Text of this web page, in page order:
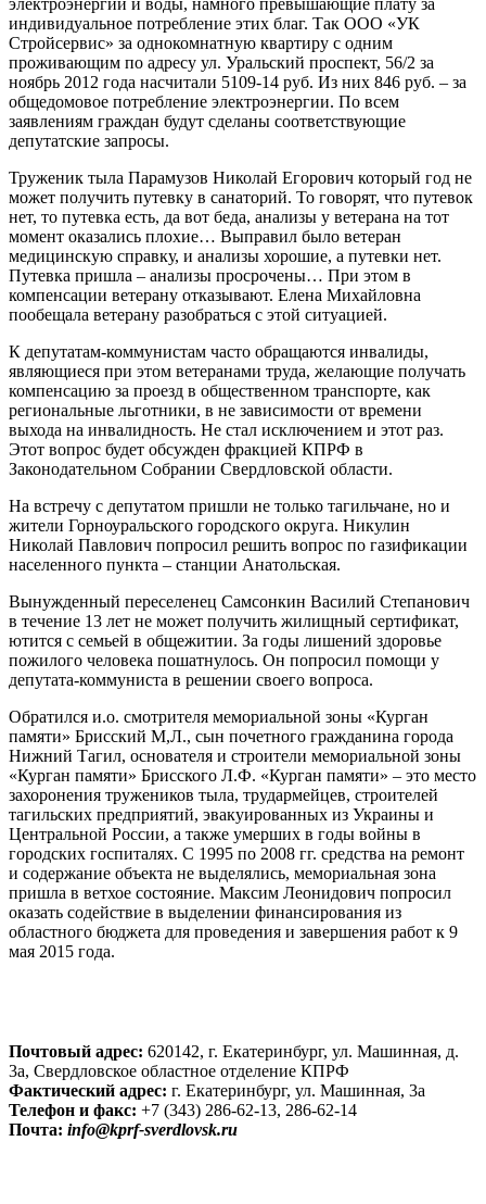
электроэнергии и воды, намного превышающие плату за
индивидуальное потребление этих благ. Так ООО «УК
Стройсервис» за однокомнатную квартиру с одним
проживающим по адресу ул. Уральский проспект, 56/2 за
ноябрь 2012 года насчитали 5109-14 руб. Из них 846 руб. – за
общедомовое потребление электроэнергии. По всем
заявлениям граждан будут сделаны соответствующие
депутатские запросы.
Труженик тыла Парамузов Николай Егорович который год не
может получить путевку в санаторий. То говорят, что путевок
нет, то путевка есть, да вот беда, анализы у ветерана на тот
момент оказались плохие… Выправил было ветеран
медицинскую справку, и анализы хорошие, а путевки нет.
Путевка пришла – анализы просрочены… При этом в
компенсации ветерану отказывают. Елена Михайловна
пообещала ветерану разобраться с этой ситуацией.
К депутатам-коммунистам часто обращаются инвалиды,
являющиеся при этом ветеранами труда, желающие получать
компенсацию за проезд в общественном транспорте, как
региональные льготники, в не зависимости от времени
выхода на инвалидность. Не стал исключением и этот раз.
Этот вопрос будет обсужден фракцией КПРФ в
Законодательном Собрании Свердловской области.
На встречу с депутатом пришли не только тагильчане, но и
жители Горноуральского городского округа. Никулин
Николай Павлович попросил решить вопрос по газификации
населенного пункта – станции Анатольская.
Вынужденный переселенец Самсонкин Василий Степанович
в течение 13 лет не может получить жилищный сертификат,
ютится с семьей в общежитии. За годы лишений здоровье
пожилого человека пошатнулось. Он попросил помощи у
депутата-коммуниста в решении своего вопроса.
Обратился и.о. смотрителя мемориальной зоны «Курган
памяти» Брисский М,Л., сын почетного гражданина города
Нижний Тагил, основателя и строители мемориальной зоны
«Курган памяти» Брисского Л.Ф. «Курган памяти» – это место
захоронения тружеников тыла, трудармейцев, строителей
тагильских предприятий, эвакуированных из Украины и
Центральной России, а также умерших в годы войны в
городских госпиталях. С 1995 по 2008 гг. средства на ремонт
и содержание объекта не выделялись, мемориальная зона
пришла в ветхое состояние. Максим Леонидович попросил
оказать содействие в выделении финансирования из
областного бюджета для проведения и завершения работ к 9
мая 2015 года.
Почтовый адрес: 620142, г. Екатеринбург, ул. Машинная, д.
3а, Свердловское областное отделение КПРФ
Фактический адрес: г. Екатеринбург, ул. Машинная, 3а
Телефон и факс: +7 (343) 286-62-13, 286-62-14
Почта: info@kprf-sverdlovsk.ru